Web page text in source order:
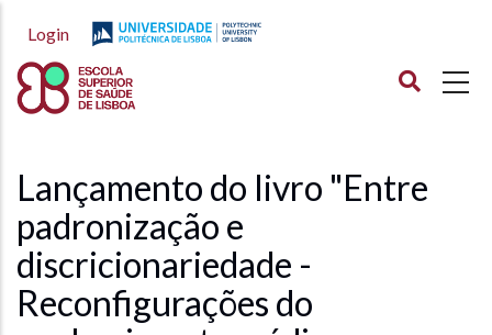
para
conteúdo
Login
Lançamento do livro "Entre
padronização e
discricionariedade -
Reconfigurações do